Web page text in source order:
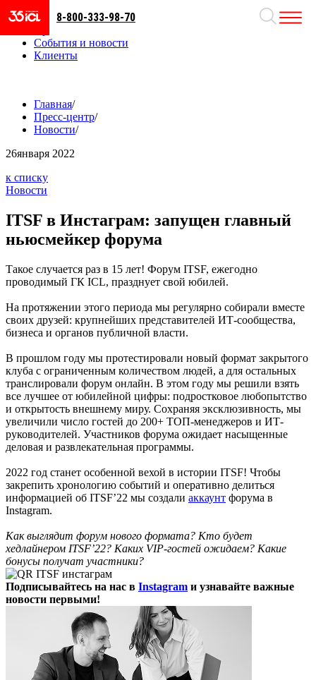
Направления
События и новости
Клиенты
8-800-333-98-70
Главная/
Пресс-центр/
Новости/
26января 2022
к списку
Новости
ITSF в Инстаграм: запущен главный
ньюсмейкер форума
Такое случается раз в 15 лет! Форум ITSF, ежегодно
проводимый ГК ICL, празднует свой юбилей.
На протяжении этого периода мы регулярно собирали вместе
своих друзей: крупнейших представителей ИТ-сообщества,
бизнеса и органов публичной власти.
В прошлом году мы протестировали новый формат закрытого
клуба с ограниченным количеством людей, а для остальных
транслировали форум онлайн. В этом году мы решили взять
все лучшее от юбилейной цифры: подростковое любопытство
и открытость внешнему миру. Сохраняя эксклюзивность, мы
увеличили число гостей до 200+ ТОП-менеджеров и ИТ-
руководителей. Участников форума ожидает насыщенные
деловая и развлекательная программы.
2022 год станет особенной вехой в истории ITSF! Чтобы
закрепить хронологию событий и оперативно делиться
информацией об ITSF’22 мы создали аккаунт форума в
Instagram.
Как выглядит форум нового формата? Кто будет
хедлайнером ITSF’22? Каких VIP-гостей ожидаем? Какие
бонусы получат участники?
Подписывайтесь на нас в Instagram и узнавайте важные
новости первыми!